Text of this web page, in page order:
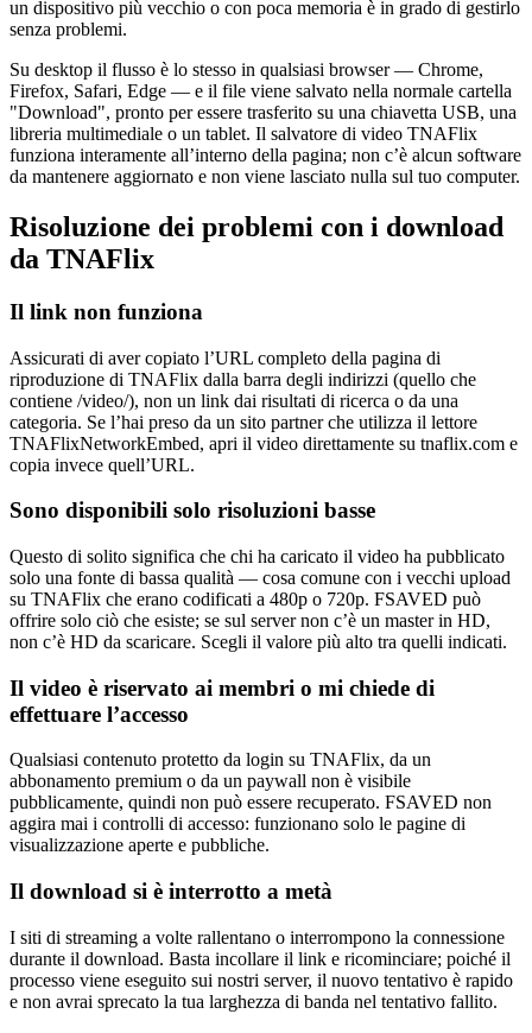
un dispositivo più vecchio o con poca memoria è in grado di gestirlo
senza problemi.
Su desktop il flusso è lo stesso in qualsiasi browser — Chrome,
Firefox, Safari, Edge — e il file viene salvato nella normale cartella
"Download", pronto per essere trasferito su una chiavetta USB, una
libreria multimediale o un tablet. Il salvatore di video TNAFlix
funziona interamente all’interno della pagina; non c’è alcun software
da mantenere aggiornato e non viene lasciato nulla sul tuo computer.
Risoluzione dei problemi con i download
da TNAFlix
Il link non funziona
Assicurati di aver copiato l’URL completo della pagina di
riproduzione di TNAFlix dalla barra degli indirizzi (quello che
contiene /video/), non un link dai risultati di ricerca o da una
categoria. Se l’hai preso da un sito partner che utilizza il lettore
TNAFlixNetworkEmbed, apri il video direttamente su tnaflix.com e
copia invece quell’URL.
Sono disponibili solo risoluzioni basse
Questo di solito significa che chi ha caricato il video ha pubblicato
solo una fonte di bassa qualità — cosa comune con i vecchi upload
su TNAFlix che erano codificati a 480p o 720p. FSAVED può
offrire solo ciò che esiste; se sul server non c’è un master in HD,
non c’è HD da scaricare. Scegli il valore più alto tra quelli indicati.
Il video è riservato ai membri o mi chiede di
effettuare l’accesso
Qualsiasi contenuto protetto da login su TNAFlix, da un
abbonamento premium o da un paywall non è visibile
pubblicamente, quindi non può essere recuperato. FSAVED non
aggira mai i controlli di accesso: funzionano solo le pagine di
visualizzazione aperte e pubbliche.
Il download si è interrotto a metà
I siti di streaming a volte rallentano o interrompono la connessione
durante il download. Basta incollare il link e ricominciare; poiché il
processo viene eseguito sui nostri server, il nuovo tentativo è rapido
e non avrai sprecato la tua larghezza di banda nel tentativo fallito.